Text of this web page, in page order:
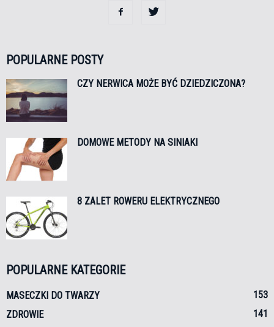
POPULARNE POSTY
CZY NERWICA MOŻE BYĆ DZIEDZICZONA?
DOMOWE METODY NA SINIAKI
8 ZALET ROWERU ELEKTRYCZNEGO
POPULARNE KATEGORIE
MASECZKI DO TWARZY
153
ZDROWIE
141